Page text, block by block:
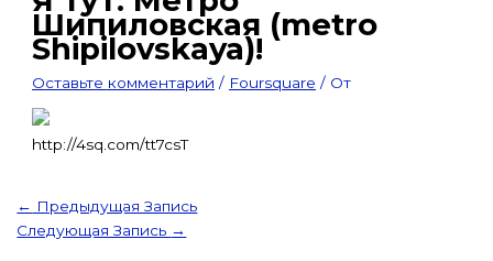
Шипиловская (metro
Shipilovskaya)!
Оставьте комментарий / Foursquare / От
http://4sq.com/tt7csT
← Предыдущая Запись
Следующая Запись →